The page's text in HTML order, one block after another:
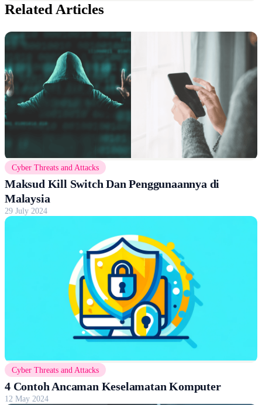
Related Articles
Cyber Threats and Attacks
Maksud Kill Switch Dan Penggunaannya di
Malaysia
29 July 2024
Cyber Threats and Attacks
4 Contoh Ancaman Keselamatan Komputer
12 May 2024